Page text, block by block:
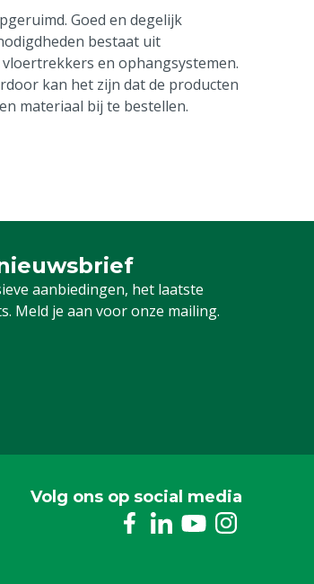
Goed en degelijk
bestaat uit
en ophangsystemen.
kan het zijn dat de producten
materiaal bij te bestellen.
aanbiedingen, het laatste
Meld je aan voor onze mailing.
nieuwsbrief
Volg ons op social media